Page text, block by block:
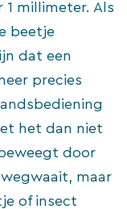
millimeter. Als
beetje
dat een
precies
het dan niet
door
maar
of insect